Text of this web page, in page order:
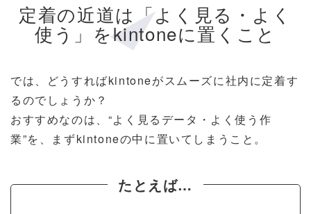
定着の近道は「よく見る・よく
使う」をkintoneに置くこと
では、どうすればkintoneがスムーズに社内に定着す
るのでしょうか？
おすすめなのは、“よく見るデータ・よく使う作
業”を、まずkintoneの中に置いてしまうこと。
たとえば…